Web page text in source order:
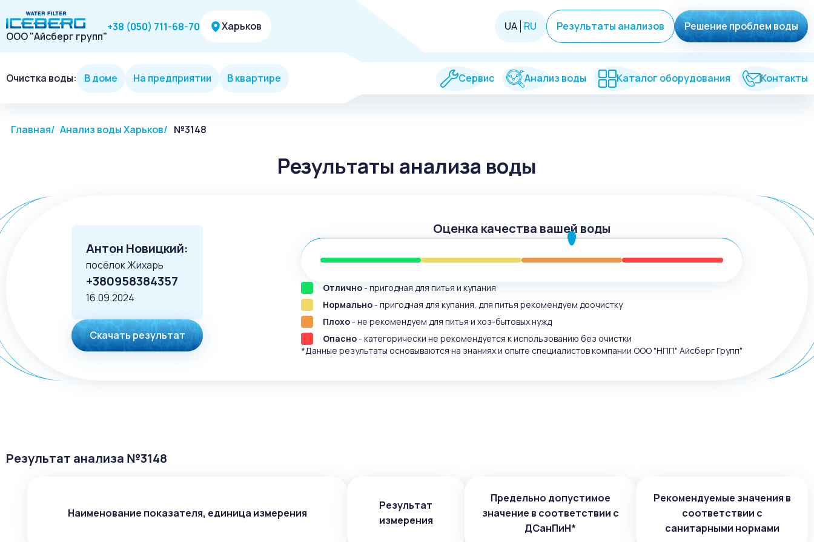
ООО "Айсберг групп"
+38 (050) 711-68-70 Харьков UA RU Результаты анализов Решение проблем воды
Очистка воды: В доме На предприятии В квартире Сервис Анализ воды Каталог оборудования Контакты
Главная Анализ воды Харьков №3148
Результаты анализа воды
Антон Новицкий:
посёлок Жихарь
+380958384357
16.09.2024
Скачать результат
Оценка качества вашей воды
Отлично- пригодная для питья и купания
Нормально- пригодная для купания, для питья рекомендуем доочистку
Плохо- не рекомендуем для питья и хоз-бытовых нужд
Опасно- категорически не рекомендуется к использованию без очистки
*Данные результаты основываются на знаниях и опыте специалистов компании ООО "НПП" Айсберг Групп"
Результат анализа №3148
Наименование показателя, единица измерения
Результат
измерения
Предельно допустимое
значение в соответствии с
ДСанПиН*
Рекомендуемые значения в
соответствии с
санитарными нормами